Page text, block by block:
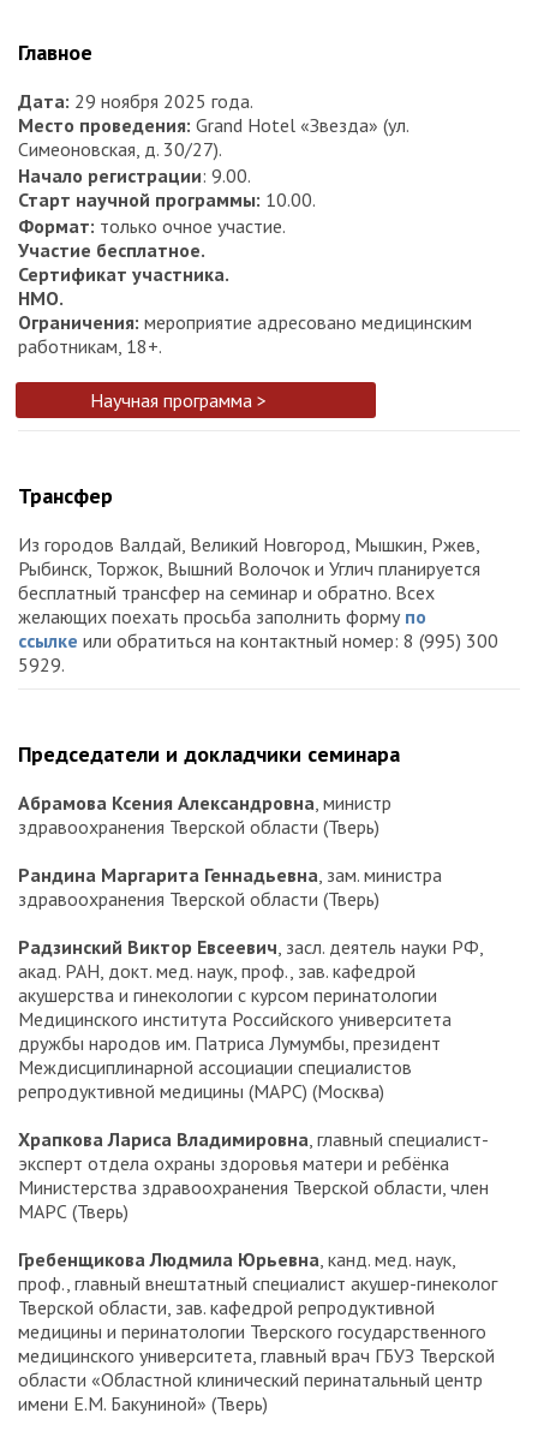
Главное
Дата: 29 ноября 2025 года.
Место проведения: Grand Hotel «Звезда» (ул.
Симеоновская, д. 30/27).
Начало регистрации: 9.00.
Старт научной программы: 10.00.
Формат: только очное участие.
Участие бесплатное.
Сертификат участника.
НМО.
Ограничения: мероприятие адресовано медицинским
работникам, 18+.
Научная программа >
Трансфер
Из городов Валдай, Великий Новгород, Мышкин, Ржев,
Рыбинск, Торжок, Вышний Волочок и Углич планируется
бесплатный трансфер на семинар и обратно. Всех
желающих поехать просьба заполнить форму по
ссылке или обратиться на контактный номер: 8 (995) 300
5929.
Председатели и докладчики семинара
Абрамова Ксения Александровна , министр
здравоохранения Тверской области (Тверь)
Рандина Маргарита Геннадьевна , зам. министра
здравоохранения Тверской области (Тверь)
Радзинский Виктор Евсеевич , засл. деятель науки РФ,
акад. РАН, докт. мед. наук, проф., зав. кафедрой
акушерства и гинекологии с курсом перинатологии
Медицинского института Российского университета
дружбы народов им. Патриса Лумумбы, президент
Междисциплинарной ассоциации специалистов
репродуктивной медицины (МАРС) (Москва)
Храпкова Лариса Владимировна , главный специалист-
эксперт отдела охраны здоровья матери и ребёнка
Министерства здравоохранения Тверской области, член
МАРС (Тверь)
Гребенщикова Людмила Юрьевна , канд. мед. наук,
проф., главный внештатный специалист акушер-гинеколог
Тверской области, зав. кафедрой репродуктивной
медицины и перинатологии Тверского государственного
медицинского университета, главный врач ГБУЗ Тверской
области «Областной клинический перинатальный центр
имени Е.М. Бакуниной» (Тверь)